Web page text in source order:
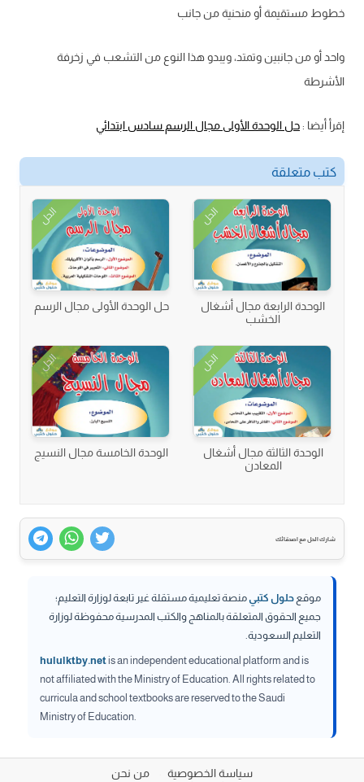
خطوط مستقيمة أو منحنية من جانب
واحد أو من جانبين وتمتد، ويبدو هذا النوع من التشعب في زخرفة
الأشرطة
إقرأ أيضا :حل الوحدة الأولى مجال الرسم سادس ابتدائي
كتب متعلقة
الحل
الوحدة الرابعة مجال أشغال
الخشب
الحل
حل الوحدة الأولى مجال الرسم
الحل
الوحدة الثالثة مجال أشغال
المعادن
الحل
الوحدة الخامسة مجال النسيج
شارك الحل مع اصدقائك
موقع حلول كتبيمنصة تعليمية مستقلة غير تابعة لوزارة التعليم؛
جميع الحقوق المتعلقة بالمناهج والكتب المدرسية محفوظة لوزارة
التعليم السعودية.
hululktby.netis an independent educational platform and is
not affiliated with the Ministry of Education. All rights related to
curricula and school textbooks are reserved to the Saudi
Ministry of Education.
سياسة الخصوصية
من نحن